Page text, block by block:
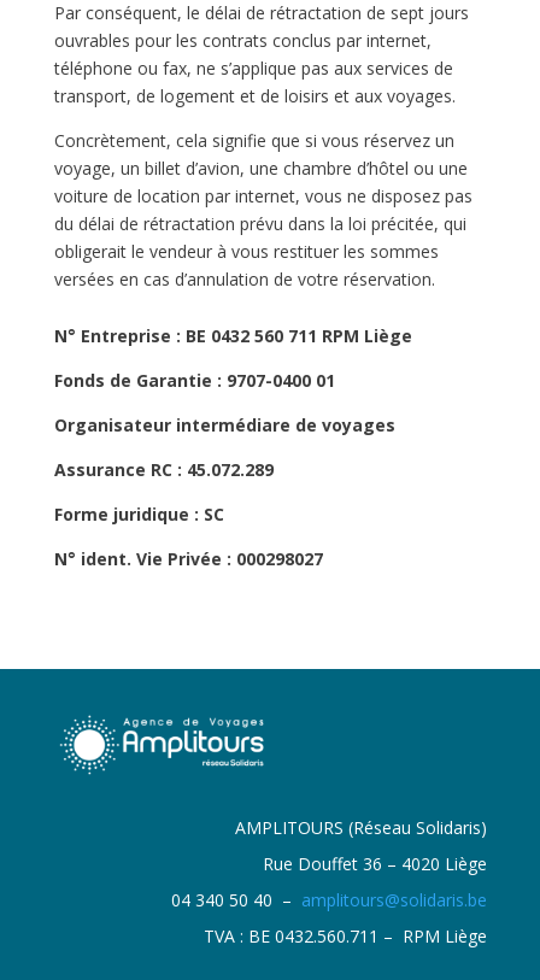
Par conséquent, le délai de rétractation de sept jours
ouvrables pour les contrats conclus par internet,
téléphone ou fax, ne s’applique pas aux services de
transport, de logement et de loisirs et aux voyages.
Concrètement, cela signifie que si vous réservez un
voyage, un billet d’avion, une chambre d’hôtel ou une
voiture de location par internet, vous ne disposez pas
du délai de rétractation prévu dans la loi précitée, qui
obligerait le vendeur à vous restituer les sommes
versées en cas d’annulation de votre réservation.
N° Entreprise : BE 0432 560 711 RPM Liège
Fonds de Garantie : 9707-0400 01
Organisateur intermédiare de voyages
Assurance RC : 45.072.289
Forme juridique : SC
N° ident. Vie Privée : 000298027
AMPLITOURS (Réseau Solidaris)
Rue Douffet 36 – 4020 Liège
04 340 50 40 – amplitours@solidaris.be
TVA : BE 0432.560.711 – RPM Liège